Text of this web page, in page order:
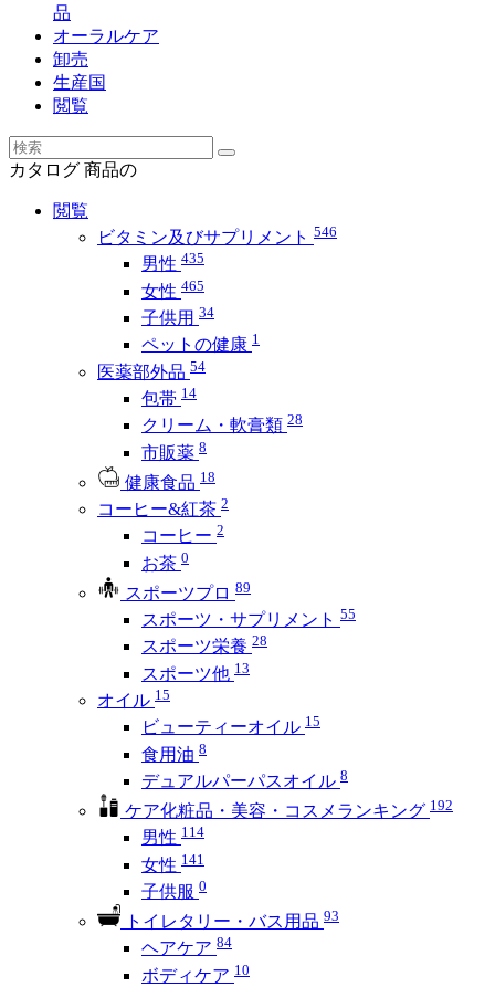
品
オーラルケア
卸売
生産国
閲覧
カタログ 商品の
閲覧
ビタミン及びサプリメント 546
男性 435
女性 465
子供用 34
ペットの健康 1
医薬部外品 54
包帯 14
クリーム・軟膏類 28
市販薬 8
健康食品 18
コーヒー&紅茶 2
コーヒー 2
お茶 0
スポーツプロ 89
スポーツ・サプリメント 55
スポーツ栄養 28
スポーツ他 13
オイル 15
ビューティーオイル 15
食用油 8
デュアルパーパスオイル 8
ケア化粧品・美容・コスメランキング 192
男性 114
女性 141
子供服 0
トイレタリー・バス用品 93
ヘアケア 84
ボディケア 10